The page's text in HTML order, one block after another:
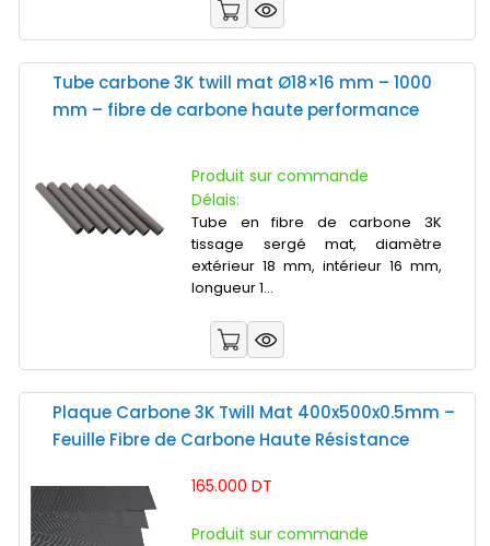
Tube carbone 3K twill mat Ø18×16 mm – 1000
mm – fibre de carbone haute performance
Produit sur commande
Délais:
Tube en fibre de carbone 3K
tissage sergé mat, diamètre
extérieur 18 mm, intérieur 16 mm,
longueur 1...
Plaque Carbone 3K Twill Mat 400x500x0.5mm –
Feuille Fibre de Carbone Haute Résistance
165.000 DT
Produit sur commande